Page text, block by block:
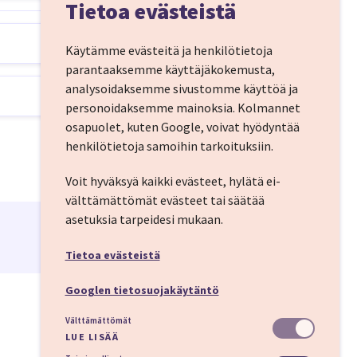
kahviloihin,
tämä vain
lentokentällä
kohti
Tietoa evästeistä
Käytämme evästeitä ja henkilötietoja
parantaaksemme käyttäjäkokemusta,
analysoidaksemme sivustomme käyttöä ja
personoidaksemme mainoksia. Kolmannet
osapuolet, kuten Google, voivat hyödyntää
henkilötietoja samoihin tarkoituksiin.
Voit hyväksyä kaikki evästeet, hylätä ei-
välttämättömät evästeet tai säätää
asetuksia tarpeidesi mukaan.
Tietoa evästeistä
Googlen tietosuojakäytäntö
Välttämättömät
LUE LISÄÄ